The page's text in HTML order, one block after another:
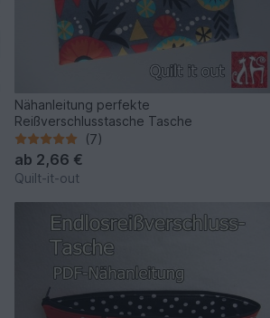
Nähanleitung perfekte
Reißverschlusstasche Tasche
(7)
ab 2,66 €
Quilt-it-out